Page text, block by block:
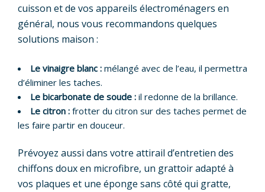
cuisson et de vos appareils électroménagers en
général, nous vous recommandons quelques
solutions maison :
Le vinaigre blanc : mélangé avec de l’eau, il permettra
d’éliminer les taches.
Le bicarbonate de soude : il redonne de la brillance.
Le citron : frotter du citron sur des taches permet de
les faire partir en douceur.
Prévoyez aussi dans votre attirail d’entretien des
chiffons doux en microfibre, un grattoir adapté à
vos plaques et une éponge sans côté qui gratte,